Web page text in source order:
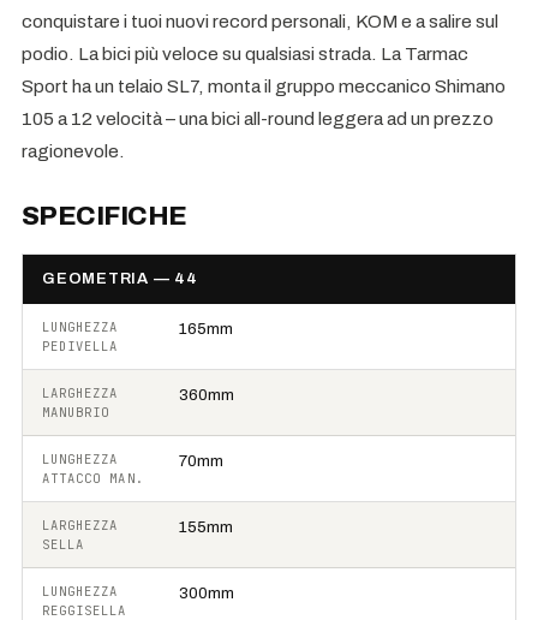
conquistare i tuoi nuovi record personali, KOM e a salire sul
podio. La bici più veloce su qualsiasi strada. La Tarmac
Sport ha un telaio SL7, monta il gruppo meccanico Shimano
105 a 12 velocità – una bici all-round leggera ad un prezzo
ragionevole.
SPECIFICHE
GEOMETRIA — 44
LUNGHEZZA
PEDIVELLA
165mm
LARGHEZZA
MANUBRIO
360mm
LUNGHEZZA
ATTACCO MAN.
70mm
LARGHEZZA
SELLA
155mm
LUNGHEZZA
REGGISELLA
300mm